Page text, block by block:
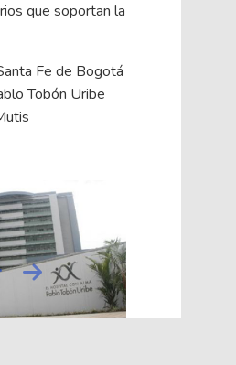
que soportan la
Fe de Bogotá
Tobón Uribe
Previous
Next